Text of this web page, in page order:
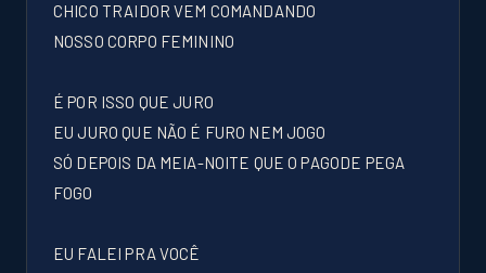
CHICO TRAIDOR VEM COMANDANDO
NOSSO CORPO FEMININO
É POR ISSO QUE JURO
EU JURO QUE NÃO É FURO NEM JOGO
SÓ DEPOIS DA MEIA-NOITE QUE O PAGODE PEGA
FOGO
EU FALEI PRA VOCÊ